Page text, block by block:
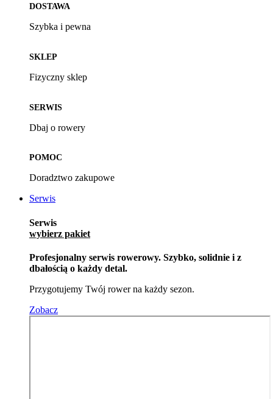
DOSTAWA
Szybka i pewna
SKLEP
Fizyczny sklep
SERWIS
Dbaj o rowery
POMOC
Doradztwo zakupowe
Serwis
Serwis
wybierz pakiet
Profesjonalny serwis rowerowy. Szybko, solidnie i z
dbałością o każdy detal.
Przygotujemy Twój rower na każdy sezon.
Zobacz